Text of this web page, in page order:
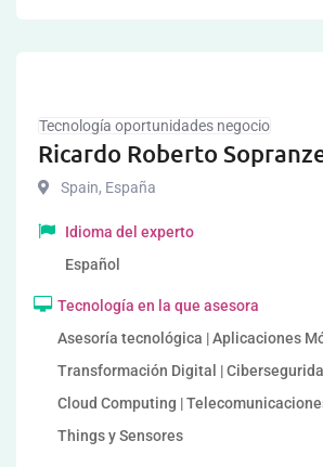
Tecnología oportunidades negocio
Ricardo Roberto
Spain, España
Idioma del experto
Español
Tecnología en la que asesora
Asesoría tecnológica | Aplicaciones
Transformación Digital |
Cloud Computing |
Things y Sensores